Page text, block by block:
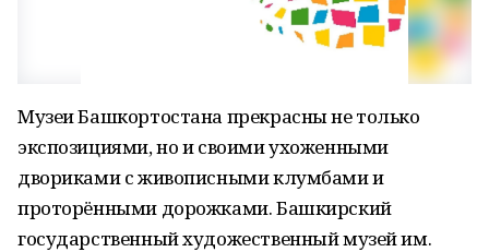
Музеи Башкортостана прекрасны не только
экспозициями, но и своими ухоженными
двориками с живописными клумбами и
проторёнными дорожками. Башкирский
государственный художественный музей им.